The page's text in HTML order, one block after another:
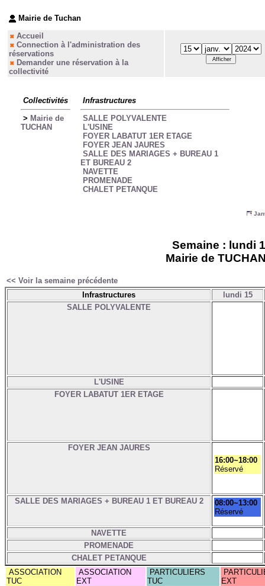
Mairie de Tuchan
Accueil
Connection à l'administration des
réservations
Demander une réservation à la
collectivité
Collectivités
> Mairie de
TUCHAN
Infrastructures
SALLE POLYVALENTE
L'USINE
FOYER LABATUT 1ER ETAGE
FOYER JEAN JAURES
SALLE DES MARIAGES + BUREAU 1
ET BUREAU 2
NAVETTE
PROMENADE
CHALET PETANQUE
Semaine : lundi
Mairie de
<< Voir la semaine précédente
Infrastructures
lundi 15
SALLE POLYVALENTE
L'USINE
FOYER LABATUT 1ER ETAGE
FOYER JEAN JAURES
16:00~18:00
Réservé
SALLE DES MARIAGES + BUREAU 1 ET BUREAU 2
08:00~13:00
Réservé
NAVETTE
PROMENADE
CHALET PETANQUE
ASSOCIATION
TUC
ASSOCIATION
EXT
PARTICULIERS
TUC
EXT